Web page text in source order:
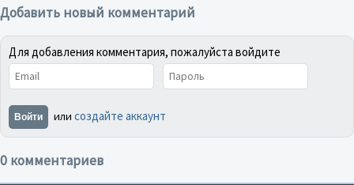
Добавить новый комментарий
Для добавления комментария, пожалуйста войдите
Войти или создайте аккаунт
0 комментариев